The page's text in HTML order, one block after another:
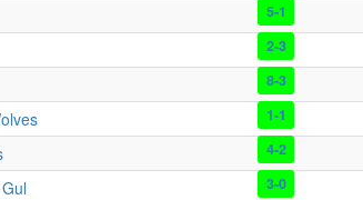
5-1
2-3
8-3
1-1
4-2
3-0